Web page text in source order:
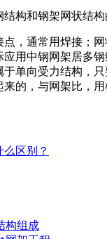
构和钢架网状结构
，通常用焊接；
用中钢网架居多
单向受力结构，
的，与网架比，
区别？
构组成